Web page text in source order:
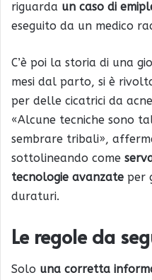
riguarda un caso di
eseguito da un medico
C’è poi la storia di una
mesi dal parto, si è
per delle cicatrici da
«Alcune tecniche sono
sembrare tribali»,
sottolineando come
tecnologie avanzate per
duraturi.
Le regole da
Solo una corretta